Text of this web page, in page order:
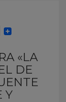
«LA
DE
Y